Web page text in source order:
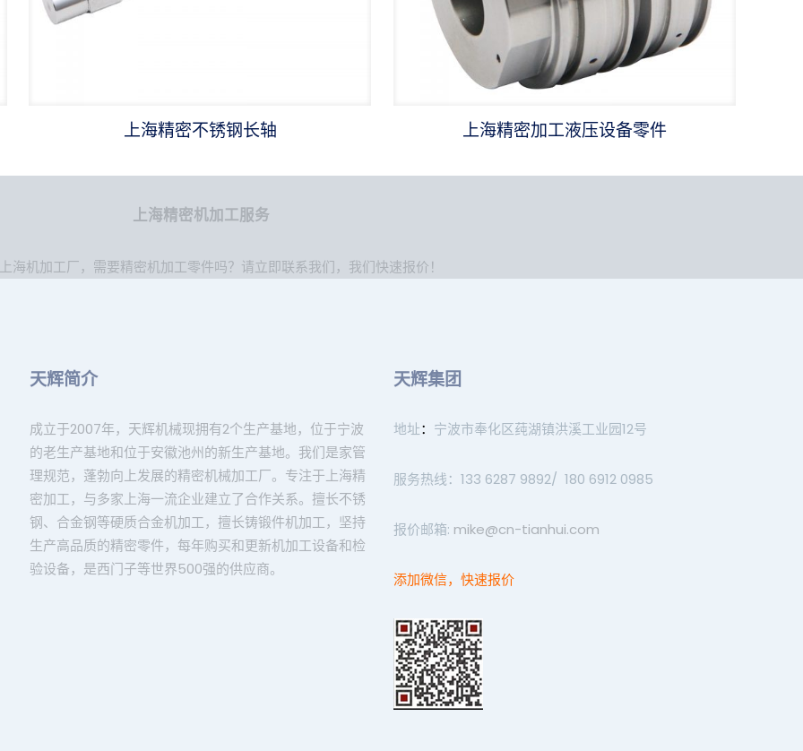
上海精密不锈钢长轴 上海精密加工液压设备零件
上海精密机加工服务
海机加工厂，需要精密机加工零件吗？请立即联系我们，我们快速报价！
天辉简介
成立于2007年，天辉机械现拥有2个生产基地，位于宁波
的老生产基地和位于安徽池州的新生产基地。我们是家管
理规范，蓬勃向上发展的精密机械加工厂。专注于上海精
密加工，与多家上海一流企业建立了合作关系。擅长不锈
钢、合金钢等硬质合金机加工，擅长铸锻件机加工，坚持
生产高品质的精密零件，每年购买和更新机加工设备和检
验设备，是西门子等世界500强的供应商。
天辉集团
地址： 宁波市奉化区莼湖镇洪溪工业园12号
服务热线：133 6287 9892/ 180 6912 0985
报价邮箱: mike@cn-tianhui.com
添加微信，快速报价